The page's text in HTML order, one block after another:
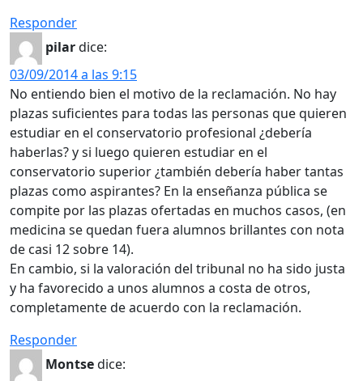
Responder
pilardice:
03/09/2014 a las 9:15
No entiendo bien el motivo de la reclamación. No hay
plazas suficientes para todas las personas que quieren
estudiar en el conservatorio profesional ¿debería
haberlas? y si luego quieren estudiar en el
conservatorio superior ¿también debería haber tantas
plazas como aspirantes? En la enseñanza pública se
compite por las plazas ofertadas en muchos casos, (en
medicina se quedan fuera alumnos brillantes con nota
de casi 12 sobre 14).
En cambio, si la valoración del tribunal no ha sido justa
y ha favorecido a unos alumnos a costa de otros,
completamente de acuerdo con la reclamación.
Responder
Montsedice: